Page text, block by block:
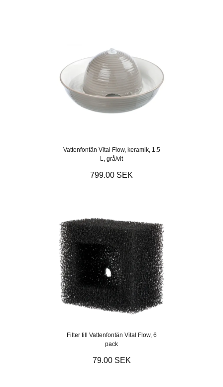
Vattenfontän Vital Flow, keramik, 1.5
L, grå/vit
799.00 SEK
Filter till Vattenfontän Vital Flow, 6
pack
79.00 SEK